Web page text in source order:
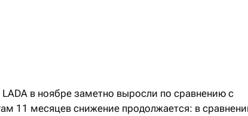
в ноябре заметно выросли по сравнению с
11 месяцев снижение продолжается: в